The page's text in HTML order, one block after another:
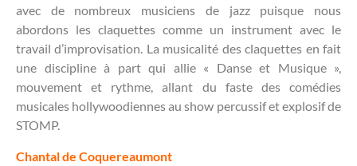
avec de nombreux musiciens de jazz puisque nous
abordons les claquettes comme un instrument avec le
travail d’improvisation. La musicalité des claquettes en fait
une discipline à part qui allie « Danse et Musique »,
mouvement et rythme, allant du faste des comédies
musicales hollywoodiennes au show percussif et explosif de
STOMP.
Chantal de Coquereaumont